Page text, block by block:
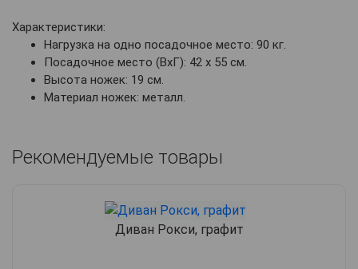
Характеристики:
Нагрузка на одно посадочное место: 90 кг.
Посадочное место (ВхГ): 42 х 55 см.
Высота ножек: 19 см.
Материал ножек: металл.
Рекомендуемые товары
Диван Рокси, графит